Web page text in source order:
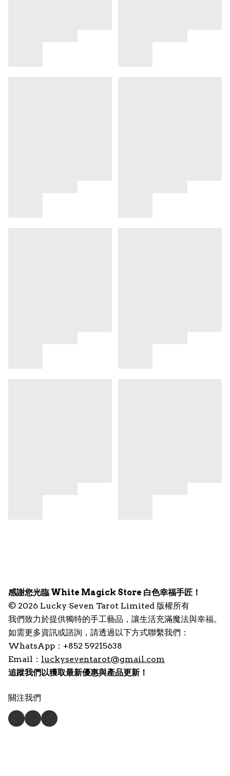
感謝您光臨 White Magick Store 白色幸福手匠！
© 2026 Lucky Seven Tarot Limited 版權所有
我們致力於提供獨特的手工藝品，讓生活充滿魔法與幸福。
如需更多資訊或諮詢，請透過以下方式聯繫我們：
WhatsApp：+852 59215638
Email： luckyseventarot@gmail.com
追蹤我們以獲取最新優惠與產品更新！
關注我們